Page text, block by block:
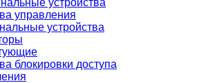
управления
устройства
блокировки доступа